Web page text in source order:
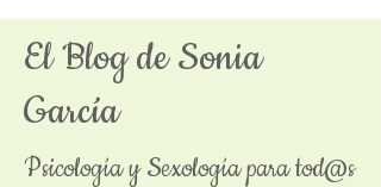
El Blog de Sonia
García
Psicología y Sexología para tod@s